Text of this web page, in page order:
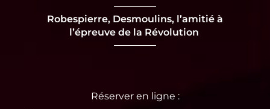
Robespierre, Desmoulins, l’amitié à
l’épreuve de la Révolution